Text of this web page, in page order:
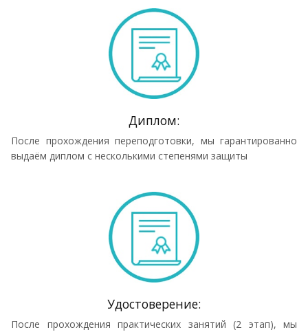
Диплом:
После прохождения переподготовки, мы гарантированно
выдаём диплом с несколькими степенями защиты
Удостоверение:
После прохождения практических занятий (2 этап), мы